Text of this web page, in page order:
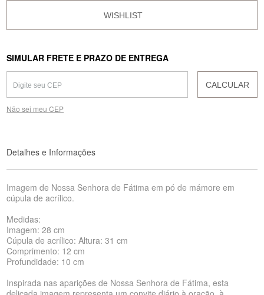
SIMULAR FRETE E PRAZO DE ENTREGA
CALCULAR
Não sei meu CEP
Detalhes e Informações
Imagem de Nossa Senhora de Fátima em pó de mámore em
cúpula de acrílico.
Medidas:
Imagem: 28 cm
Cúpula de acrílico: Altura: 31 cm
Comprimento: 12 cm
Profundidade: 10 cm
Inspirada nas aparições de Nossa Senhora de Fátima, esta